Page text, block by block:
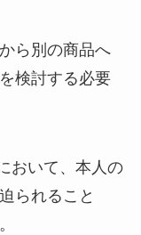
ら別の商品へ
検討する必要
おいて、本人の
られること